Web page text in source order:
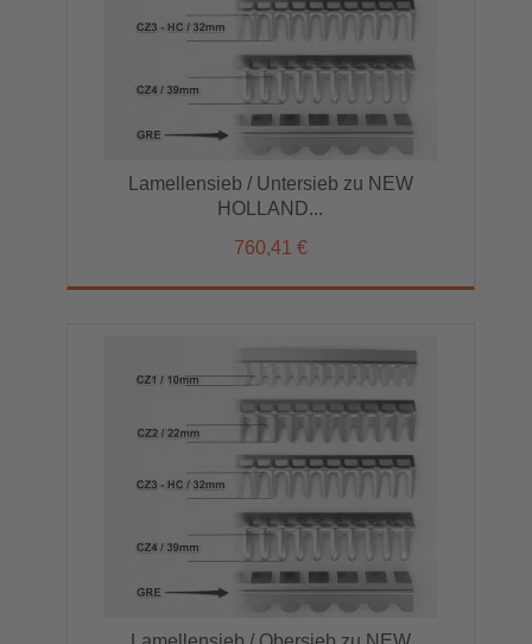
Lamellensieb / Untersieb zu NEW
HOLLAND...
760,41 €